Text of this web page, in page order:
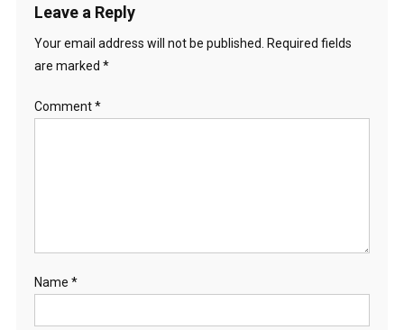
Leave a Reply
Your email address will not be published.
Required fields
are marked *
Comment*
Name *